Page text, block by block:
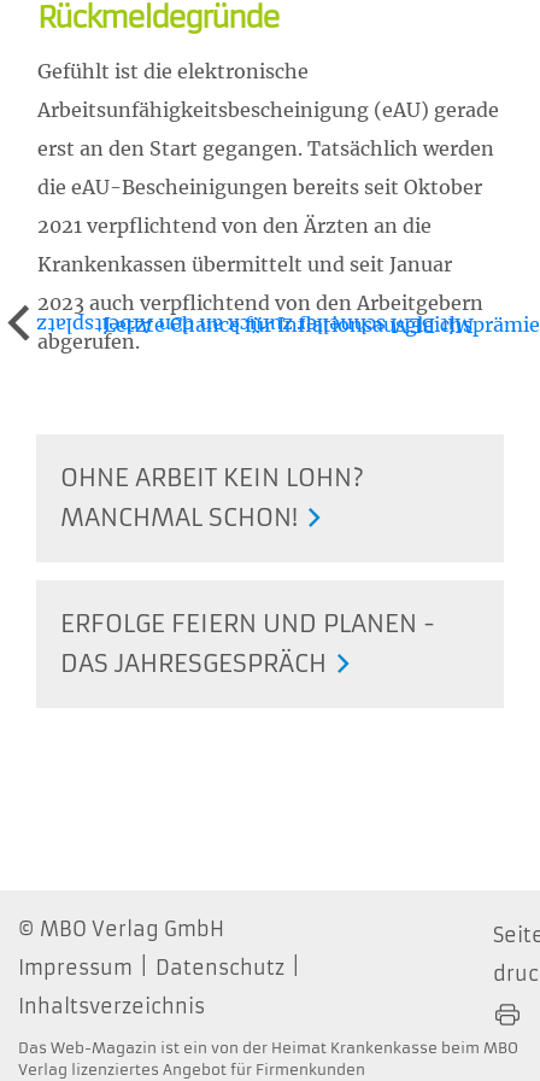
Rückmeldegründe
Gefühlt ist die elektronische
Arbeitsunfähigkeitsbescheinigung (eAU) gerade
erst an den Start gegangen. Tatsächlich werden
die eAU-Bescheinigungen bereits seit Oktober
2021 verpflichtend von den Ärzten an die
Krankenkassen übermittelt und seit Januar
2023 auch verpflichtend von den Arbeitgebern
abgerufen.
OHNE ARBEIT KEIN LOHN?
MANCHMAL SCHON!
ERFOLGE FEIERN UND PLANEN -
DAS JAHRESGESPRÄCH
Mit BEM schneller zurück an den Arbeitsplatz
Letzte Chance für Inflationsausgleichsprämie
MBO Verlag GmbH
Impressum
Datenschutz
Inhaltsverzeichnis
Das Web-Magazin ist ein von der Heimat Krankenkasse beim MBO
Verlag lizenziertes Angebot für Firmenkunden